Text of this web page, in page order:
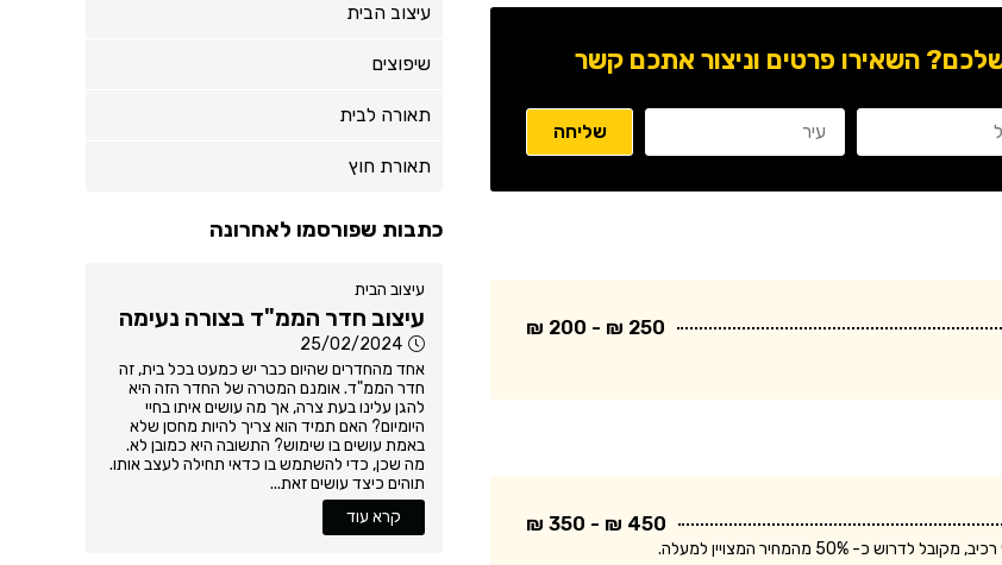
השאירו פרטים וניצור אתכם קשר
250 ₪ - 200 ₪
450 ₪ - 350 ₪
מהמחיר המצויין למעלה.
עיצוב הבית
שיפוצים
תאורה לבית
תאורת חוץ
כתבות שפורסמו לאחרונה
עיצוב הבית
עיצוב חדר הממ"ד בצורה נעימה
25/02/2024
אחד מהחדרים שהיום כבר יש כמעט בכל בית, זה
חדר הממ"ד. אומנם המטרה של החדר הזה היא
להגן עלינו בעת צרה, אך מה עושים איתו בחיי
היומיום? האם תמיד הוא צריך להיות מחסן שלא
באמת עושים בו שימוש? התשובה היא כמובן לא.
מה שכן, כדי להשתמש בו כדאי תחילה לעצב אותו.
תוהים כיצד עושים זאת...
קרא עוד